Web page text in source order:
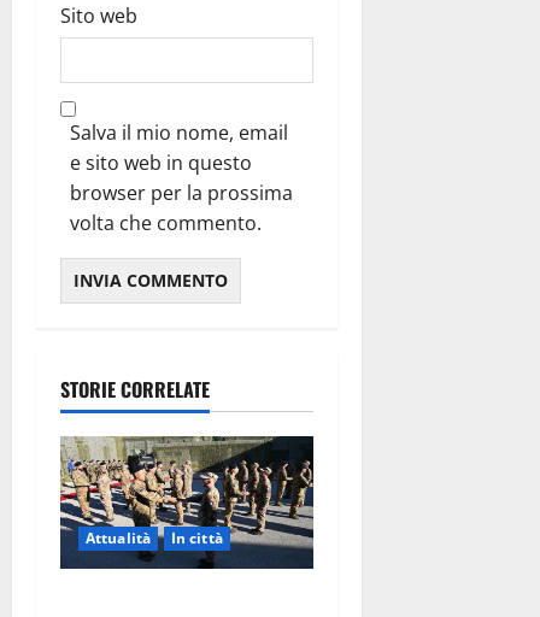
Sito web
Salva il mio nome, email
e sito web in questo
browser per la prossima
volta che commento.
STORIE CORRELATE
Attualità In città